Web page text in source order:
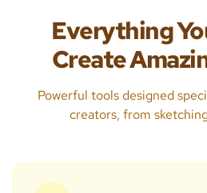
Everything
Create
Powerful tools designed
creators, from